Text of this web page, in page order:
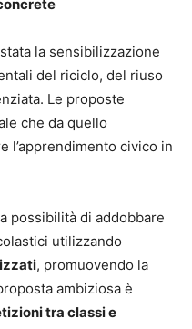
la sensibilizzazione
del riciclo, del riuso
Le proposte
che da quello
l’apprendimento civico in
possibilità di addobbare
utilizzando
, promuovendo la
ambiziosa è
tra classi e